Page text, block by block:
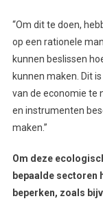
“Om dit te doen,
op een rationele
kunnen beslissen
kunnen maken. Dit
van de economie te
en instrumenten
maken.”
Om deze
bepaalde sectoren
beperken, zoals